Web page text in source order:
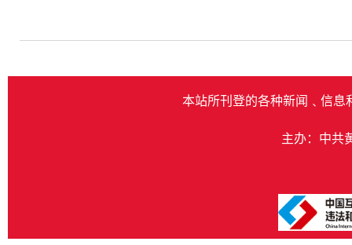
本站所刊登的各种新闻﹑信息
主办：中共